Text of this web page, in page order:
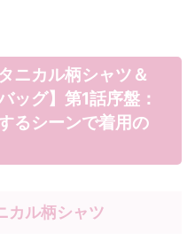
ニカル柄シャツ＆
ッグ】第1話序盤：
るシーンで着用の
カル柄シャツ